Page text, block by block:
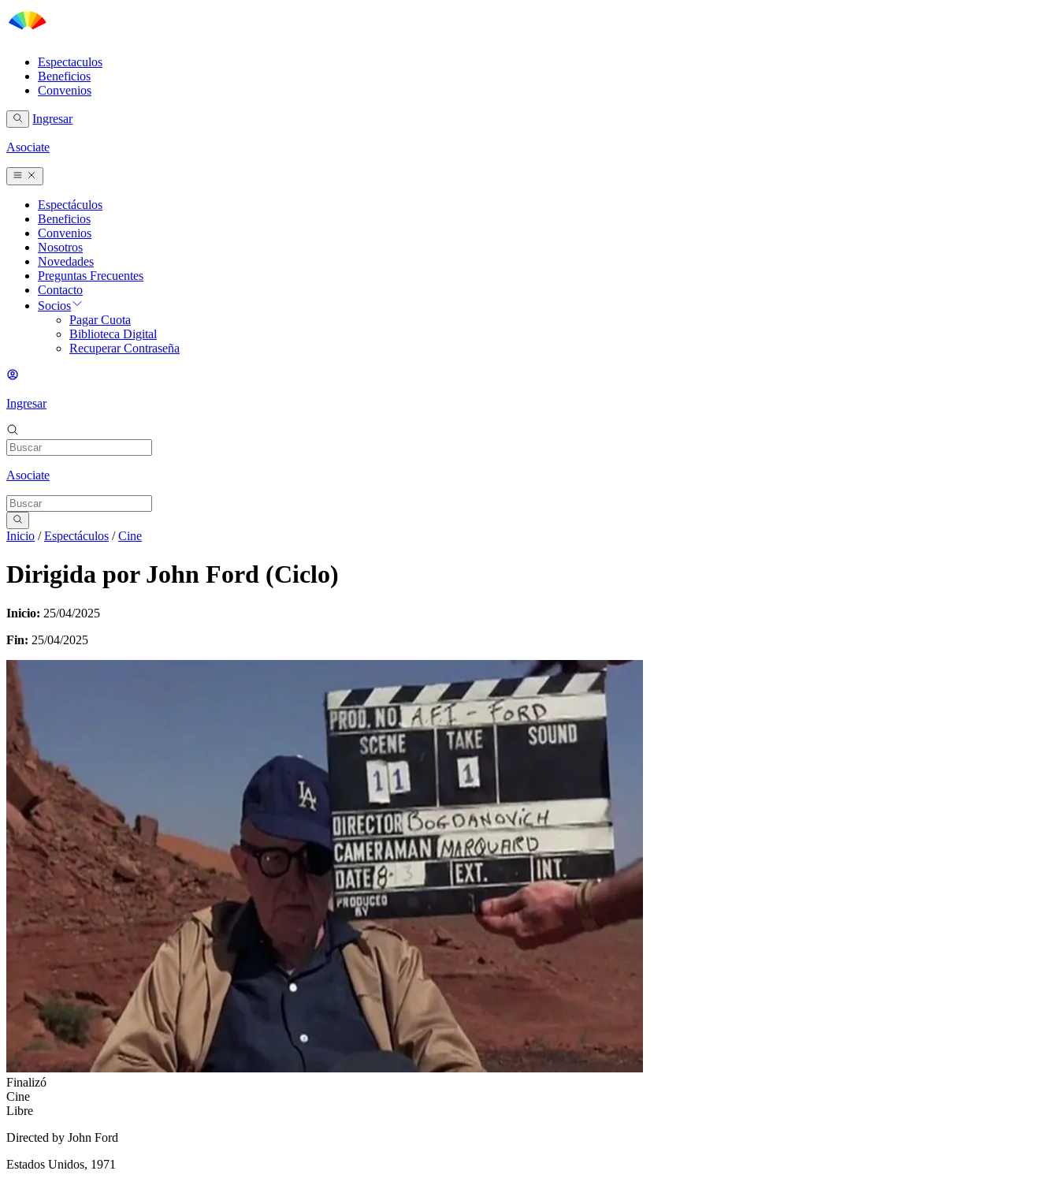
Espectaculos
Beneficios
Convenios
Ingresar
Asociate
Espectáculos
Beneficios
Convenios
Nosotros
Novedades
Preguntas Frecuentes
Contacto
Socios
Pagar Cuota
Biblioteca Digital
Recuperar Contraseña
Ingresar
Asociate
Inicio /Espectáculos /Cine
Dirigida por John Ford (Ciclo)
Inicio: 25/04/2025
Fin: 25/04/2025
Finalizó
Cine
Libre
Directed by John Ford
Estados Unidos, 1971